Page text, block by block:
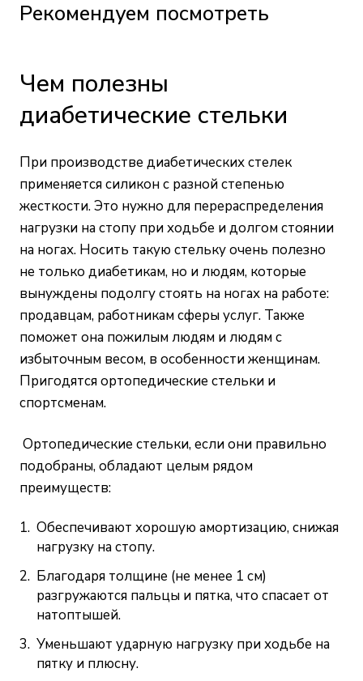
Рекомендуем посмотреть
Чем полезны
диабетические стельки
При производстве диабетических стелек
применяется силикон с разной степенью
жесткости. Это нужно для перераспределения
нагрузки на стопу при ходьбе и долгом стоянии
на ногах. Носить такую стельку очень полезно
не только диабетикам, но и людям, которые
вынуждены подолгу стоять на ногах на работе:
продавцам, работникам сферы услуг. Также
поможет она пожилым людям и людям с
избыточным весом, в особенности женщинам.
Пригодятся ортопедические стельки и
спортсменам.
Ортопедические стельки, если они правильно
подобраны, обладают целым рядом
преимуществ:
Обеспечивают хорошую амортизацию, снижая
нагрузку на стопу.
Благодаря толщине (не менее 1 см)
разгружаются пальцы и пятка, что спасает от
натоптышей.
Уменьшают ударную нагрузку при ходьбе на
пятку и плюсну.